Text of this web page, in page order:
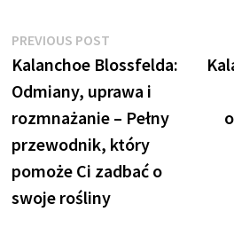
Nawigacja
wpisu
PREVIOUS POST
post:
Kalanchoe Blossfelda:
Odmiany, uprawa i
rozmnażanie – Pełny
przewodnik, który
pomoże Ci zadbać o
swoje rośliny